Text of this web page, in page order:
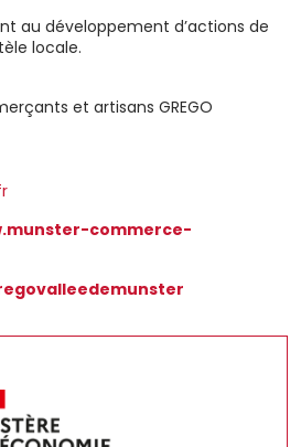
au développement d’actions de
locale.
et artisans GREGO
commerce-